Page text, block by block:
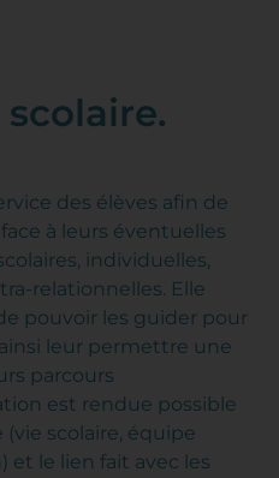
des élèves afin de
à leurs éventuelles
individuelles,
relationnelles. Elle
pouvoir les guider pour
leur permettre une
parcours
est rendue possible
(vie scolaire, équipe
et le lien fait avec les